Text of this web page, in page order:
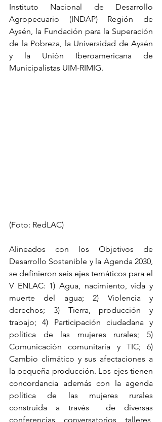
Instituto Nacional de Desarrollo
Agropecuario (INDAP) Región de
Aysén, la Fundación para la Superación
de la Pobreza, la Universidad de Aysén
y la Unión Iberoamericana de
Municipalistas UIM-RIMIG.
(Foto: RedLAC)
Alineados con los Objetivos de
Desarrollo Sostenible y la Agenda 2030,
se definieron seis ejes temáticos para el
V ENLAC: 1) Agua, nacimiento, vida y
muerte del agua; 2) Violencia y
derechos; 3) Tierra, producción y
trabajo; 4) Participación ciudadana y
política de las mujeres rurales; 5)
Comunicación comunitaria y TIC; 6)
Cambio climático y sus afectaciones a
la pequeña producción. Los ejes tienen
concordancia además con la agenda
política de las mujeres rurales
construida a través  de diversas
conferencias, conversatorios, talleres,